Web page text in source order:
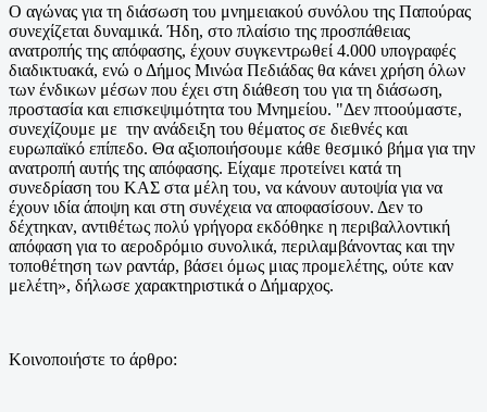
Ο αγώνας για τη διάσωση του μνημειακού συνόλου της Παπούρας
συνεχίζεται δυναμικά. Ήδη, στο πλαίσιο της προσπάθειας
ανατροπής της απόφασης, έχουν συγκεντρωθεί 4.000 υπογραφές
διαδικτυακά, ενώ ο Δήμος Μινώα Πεδιάδας θα κάνει χρήση όλων
των ένδικων μέσων που έχει στη διάθεση του για τη διάσωση,
προστασία και επισκεψιμότητα του Μνημείου. "Δεν πτοούμαστε,
συνεχίζουμε με την ανάδειξη του θέματος σε διεθνές και
ευρωπαϊκό επίπεδο. Θα αξιοποιήσουμε κάθε θεσμικό βήμα για την
ανατροπή αυτής της απόφασης. Είχαμε προτείνει κατά τη
συνεδρίαση του ΚΑΣ στα μέλη του, να κάνουν αυτοψία για να
έχουν ιδία άποψη και στη συνέχεια να αποφασίσουν. Δεν το
δέχτηκαν, αντιθέτως πολύ γρήγορα εκδόθηκε η περιβαλλοντική
απόφαση για το αεροδρόμιο συνολικά, περιλαμβάνοντας και την
τοποθέτηση των ραντάρ, βάσει όμως μιας προμελέτης, ούτε καν
μελέτη», δήλωσε χαρακτηριστικά ο Δήμαρχος.
Κοινοποιήστε το άρθρο: